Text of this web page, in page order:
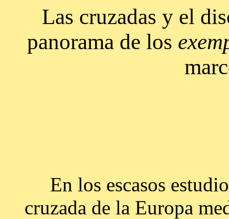
Las cruzadas y el
panorama de los
En los escasos
cruzada de la Europa